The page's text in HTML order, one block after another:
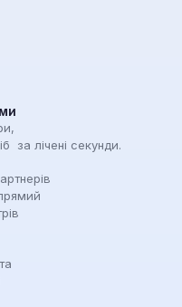
за лічені секунди.